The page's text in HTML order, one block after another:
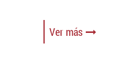
Ver más